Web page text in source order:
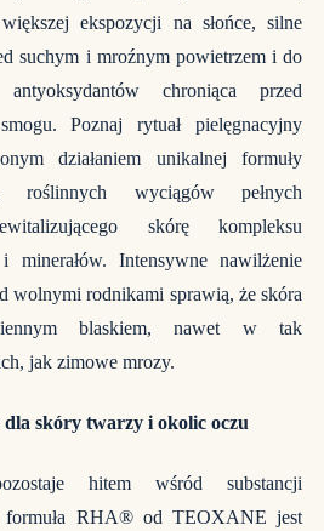
ekspozycji na słońce, silne
suchym i mroźnym powietrzem i do
chroniąca przed
Poznaj rytuał pielęgnacyjny
działaniem unikalnej formuły
roślinnych wyciągów pełnych
skórę kompleksu
minerałów. Intensywne nawilżenie
wolnymi rodnikami sprawią, że skóra
blaskiem, nawet w tak
jak zimowe mrozy.
skóry twarzy i okolic oczu
hitem wśród substancji
formuła RHA® od TEOXANE jest